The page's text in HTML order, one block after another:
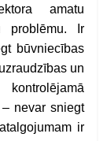
amatu
problēmu. Ir
būvniecības
un
nevar sniegt
ir